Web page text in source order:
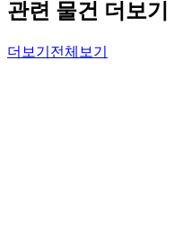
관련 물건 더보기
더보기 전체보기